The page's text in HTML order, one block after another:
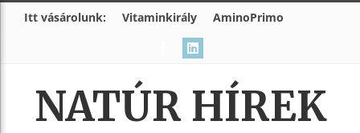
Itt vásárolunk: Vitaminkirály AminoPrimo
NATÚR HÍREK